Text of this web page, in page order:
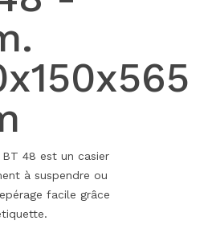
48 est un casier
à suspendre ou
facile grâce